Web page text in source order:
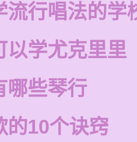
流行唱法的学
以学尤克里里
哪些琴行
的10个诀窍